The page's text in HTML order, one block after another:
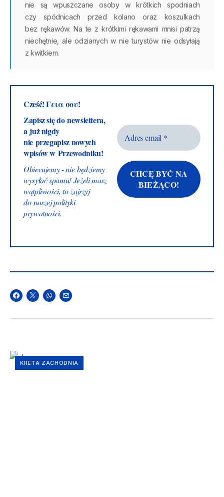
nie są wpuszczane osoby w krótkich spodniach
czy spódnicach przed kolano oraz koszulkach
bez rękawów. Na te z krótkimi rękawami mnisi patrzą
niechętnie, ale odzianych w nie turystów nie odsyłają
z kwitkiem.
Cześć! Γεια σου!
Zapisz się do newslettera,
a już nigdy
nie przegapisz nowych
wpisów w Przewodniku!
Obiecujemy - nie będziemy
wysyłać spamu! Jeżeli masz
wątpliwości, to zajrzyj
do naszejpolityki
prywatności.
KRETA ZACHODNIA